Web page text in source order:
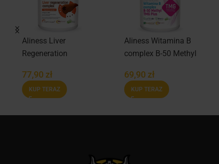
Aliness Liver
Regeneration
77,90 zł
KUP TERAZ
Aliness Witamina B
complex B-50 Methyl
69,90 zł
KUP TERAZ